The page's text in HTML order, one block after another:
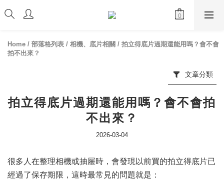
Home / 部落格列表 / 相機、底片相關 / 拍立得底片過期還能用嗎？會不會
拍不出來？
文章分類
拍立得底片過期還能用嗎？會不會拍
不出來？
2026-03-04
很多人在整理相機或抽屜時，會發現以前買的拍立得底片已
經過了保存期限，這時最常見的問題就是：